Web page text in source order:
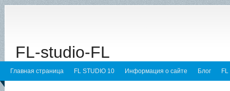
FL-studio-FL
Главная страница FL STUDIO 10 Информация о сайте Блог